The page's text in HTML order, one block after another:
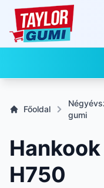
Főoldal
gumi
H750